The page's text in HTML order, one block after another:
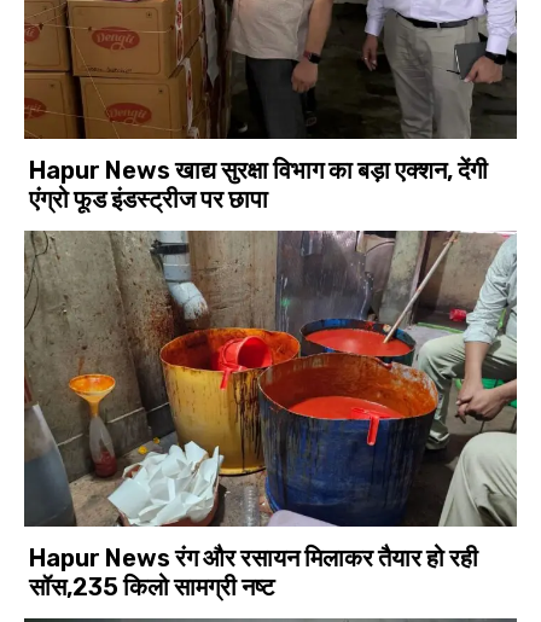
Hapur News खाद्य सुरक्षा विभाग का बड़ा एक्शन, देंगी
एंग्रो फूड इंडस्ट्रीज पर छापा
Hapur News रंग और रसायन मिलाकर तैयार हो रही
सॉस,235 किलो सामग्री नष्ट